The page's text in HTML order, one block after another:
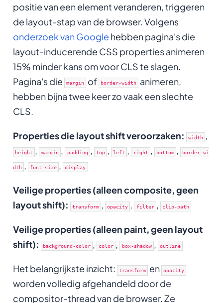
positie van een element veranderen, triggeren
de layout-stap van de browser. Volgens
onderzoek van Google hebben pagina's die
layout-inducerende CSS properties animeren
15% minder kans om voor CLS te slagen.
Pagina's die
margin of border-width
animeren,
hebben bijna twee keer zo vaak een slechte
CLS.
Properties die layout shift veroorzaken: width ,
height , margin , padding , top , left , right , bottom , border-wi
dth , font-size , display
Veilige properties (alleen composite, geen
layout shift):
transform , opacity , filter , clip-path
Veilige properties (alleen paint, geen layout
shift):
background-color , color , box-shadow , outline
Het belangrijkste inzicht: transform en opacity
worden volledig afgehandeld door de
compositor-thread van de browser. Ze